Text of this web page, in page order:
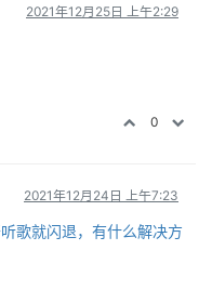
2021年12月25日 上午2:29
0
2021年12月24日 上午7:23
歌就闪退，有什么解决方